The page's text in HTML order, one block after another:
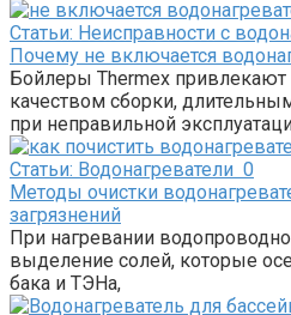
Статьи: Неисправности с
Почему не включается
Бойлеры Thermex
качеством сборки,
при неправильной
Статьи: Водонагреватели 0
Методы очистки
загрязнений
При нагревании
выделение солей, которые
бака и ТЭНа,